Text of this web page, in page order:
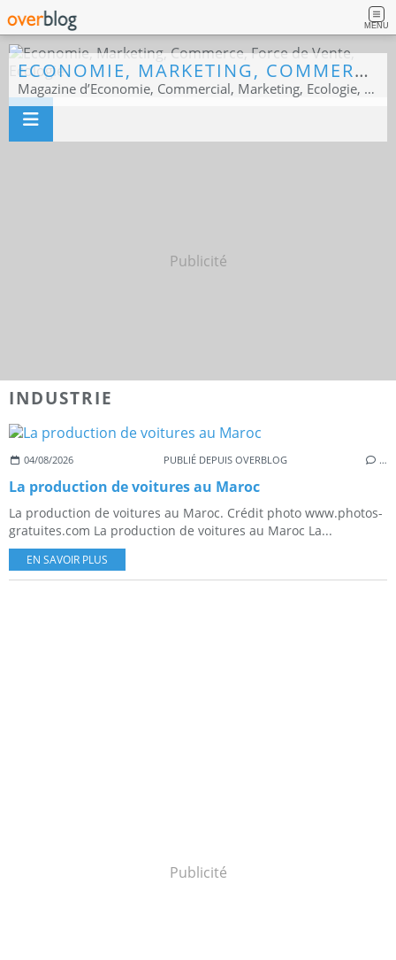
MENU
ECONOMIE, MARKETING, COMMERCE, FORCE DE VENTE, ECOLOGIE
Magazine d’Economie, Commercial, Marketing, Ecologie, Sport business
Publicité
INDUSTRIE
04/08/2026 PUBLIÉ DEPUIS OVERBLOG …
La production de voitures au Maroc
La production de voitures au Maroc. Crédit photo www.photos-
gratuites.com La production de voitures au Maroc La...
EN SAVOIR PLUS
Publicité